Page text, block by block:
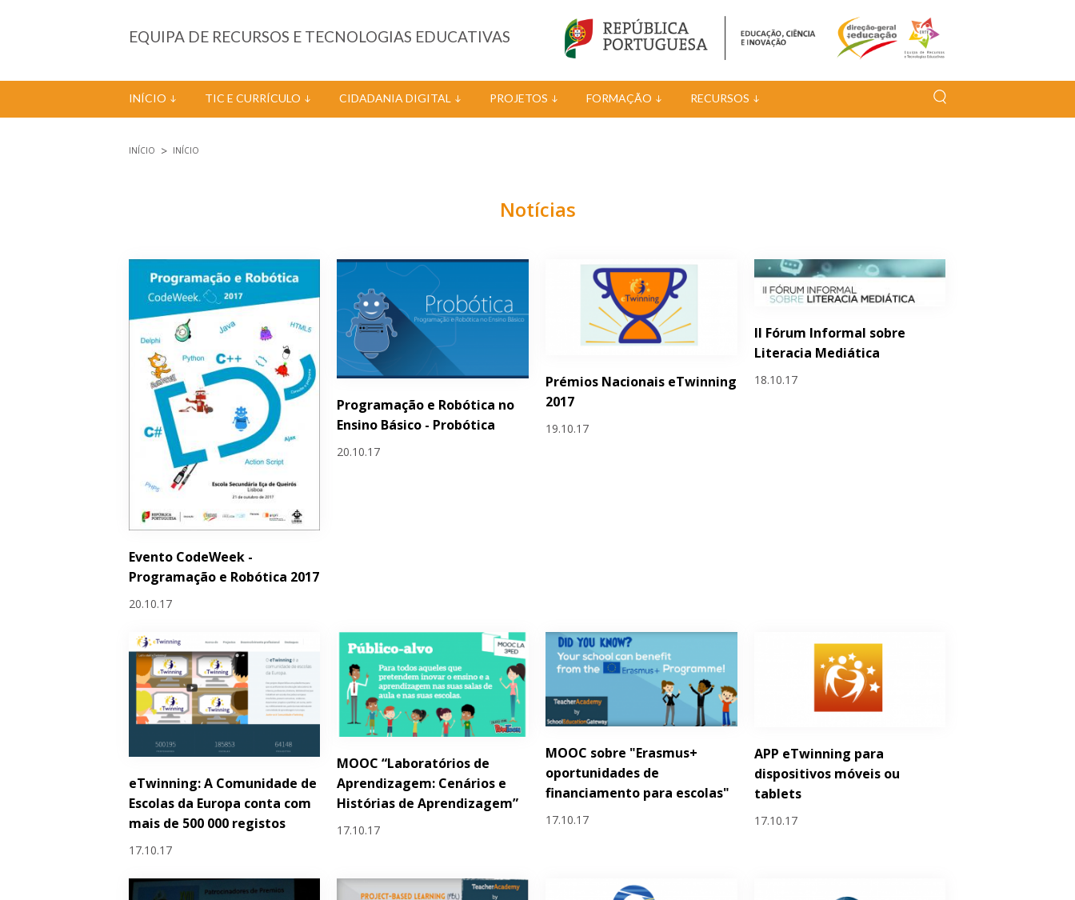
EQUIPA DE RECURSOS E TECNOLOGIAS EDUCATIVAS
INÍCIO TIC E CURRÍCULO CIDADANIA DIGITAL PROJETOS FORMAÇÃO RECURSOS
INÍCIO INÍCIO
Notícias
Evento CodeWeek -
Programação e Robótica 2017
20.10.17
Programação e Robótica no
Ensino Básico - Probótica
20.10.17
Prémios Nacionais eTwinning
2017
19.10.17
II Fórum Informal sobre
Literacia Mediática
18.10.17
eTwinning: A Comunidade de
Escolas da Europa conta com
mais de 500 000 registos
17.10.17
MOOC “Laboratórios de
Aprendizagem: Cenários e
Histórias de Aprendizagem”
17.10.17
MOOC sobre "Erasmus+
oportunidades de
financiamento para escolas"
17.10.17
APP eTwinning para
dispositivos móveis ou
tablets
17.10.17
Páginas